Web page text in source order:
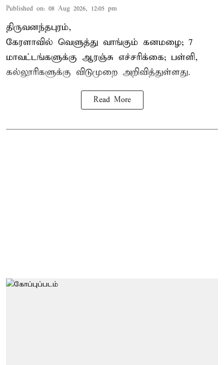
Published on: 08 Aug 2026, 12:05 pm
திருவனந்தபுரம்,
கேரளாவில் வெளுத்து வாங்கும் கனமழை; 7
மாவட்டங்களுக்கு ஆரஞ்சு எச்சரிக்கை; பள்ளி,
கல்லூரிகளுக்கு விடுமுறை அறிவித்துள்ளது.
Read More